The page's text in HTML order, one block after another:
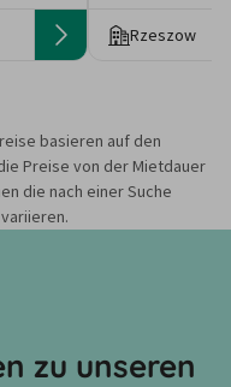
Rzeszow
basieren auf den
Preise von der Mietdauer
die nach einer Suche
zu unseren